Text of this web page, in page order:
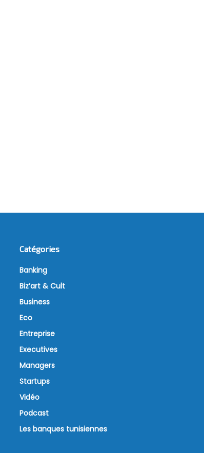
Catégories
Banking
Biz’art & Cult
Business
Eco
Entreprise
Executives
Managers
Startups
Vidéo
Podcast
Les banques tunisiennes